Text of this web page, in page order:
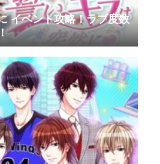
イベント攻略！ラブ度数